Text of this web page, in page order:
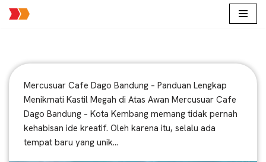
konten
Mercusuar Cafe Dago Bandung – Panduan Lengkap
Menikmati Kastil Megah di Atas Awan Mercusuar Cafe
Dago Bandung – Kota Kembang memang tidak pernah
kehabisan ide kreatif. Oleh karena itu, selalu ada
tempat baru yang unik…